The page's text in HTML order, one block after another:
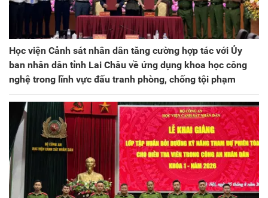
Học viện Cảnh sát nhân dân tăng cường hợp tác với Ủy
ban nhân dân tỉnh Lai Châu về ứng dụng khoa học công
nghệ trong lĩnh vực đấu tranh phòng, chống tội phạm